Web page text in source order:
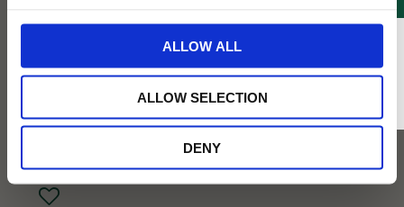
ALLOW ALL
ALLOW SELECTION
DENY
Lägg till i favoriter
* Rabatten gäller endast online på Tehusetjava.se. Rabatten fungerar endast på